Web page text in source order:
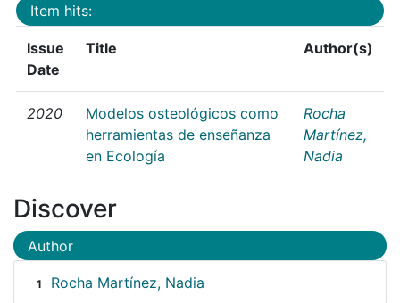
Item hits:
Issue
Date
Title Author(s)
2020
Modelos osteológicos como
herramientas de enseñanza
en Ecología
Rocha
Martínez,
Nadia
Discover
Author
1 Rocha Martínez, Nadia